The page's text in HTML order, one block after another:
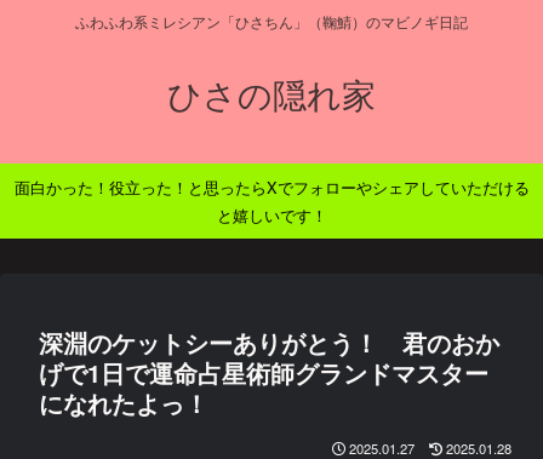
ふわふわ系ミレシアン「ひさちん」（鞠鯖）のマビノギ日記
ひさの隠れ家
面白かった！役立った！と思ったらXでフォローやシェアしていただける
と嬉しいです！
深淵のケットシーありがとう！ 君のおか
げで1日で運命占星術師グランドマスター
になれたよっ！
2025.01.27 2025.01.28